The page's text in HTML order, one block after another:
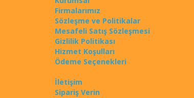
Firmalarımız
Sözleşme ve Politikalar
Mesafeli Satış Sözleşmesi
Gizlilik Politikası
Hizmet Koşulları
Ödeme Seçenekleri
İletişim
Sipariş Verin